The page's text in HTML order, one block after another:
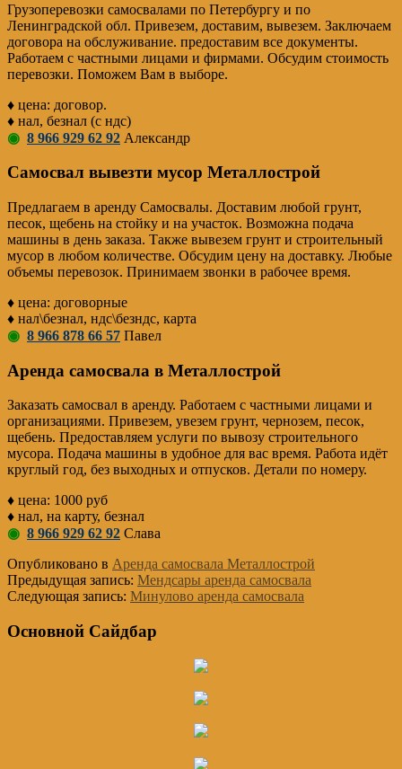
Грузоперевозки самосвалами по Петербургу и по
Ленинградской обл. Привезем, доставим, вывезем. Заключаем
договора на обслуживание. предоставим все документы.
Работаем с частными лицами и фирмами. Обсудим стоимость
перевозки. Поможем Вам в выборе.
♦ цена: договор.
♦ нал, безнал (с ндс)
◉ 8 966 929 62 92 Александр
Самосвал вывезти мусор Металлострой
Предлагаем в аренду Самосвалы. Доставим любой грунт,
песок, щебень на стойку и на участок. Возможна подача
машины в день заказа. Также вывезем грунт и строительный
мусор в любом количестве. Обсудим цену на доставку. Любые
объемы перевозок. Принимаем звонки в рабочее время.
♦ цена: договорные
♦ нал\безнал, ндс\безндс, карта
◉ 8 966 878 66 57 Павел
Аренда самосвала в Металлострой
Заказать самосвал в аренду. Работаем с частными лицами и
организациями. Привезем, увезем грунт, чернозем, песок,
щебень. Предоставляем услуги по вывозу строительного
мусора. Подача машины в удобное для вас время. Работа идёт
круглый год, без выходных и отпусков. Детали по номеру.
♦ цена: 1000 руб
♦ нал, на карту, безнал
◉ 8 966 929 62 92 Слава
Опубликовано в Аренда самосвала Металлострой
Предыдущая запись: Мендсары аренда самосвала
Следующая запись: Минулово аренда самосвала
Основной Сайдбар